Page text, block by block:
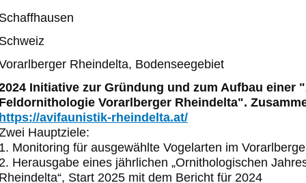
Schaffhausen
Schweiz
Rheindelta, Bodenseegebiet
Initiative zur Gründung und zum Aufbau
Feldornithologie Vorarlberger Rheindelta".
https://avifaunistik-rheindelta.at/
Hauptziele:
1. Monitoring für ausgewählte Vogelarten im
2. Herausgabe eines jährlichen „Ornithologischen
Rheindelta“, Start 2025 mit dem Bericht für 2024